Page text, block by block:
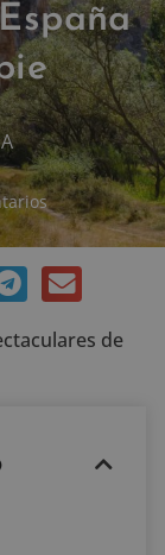
de